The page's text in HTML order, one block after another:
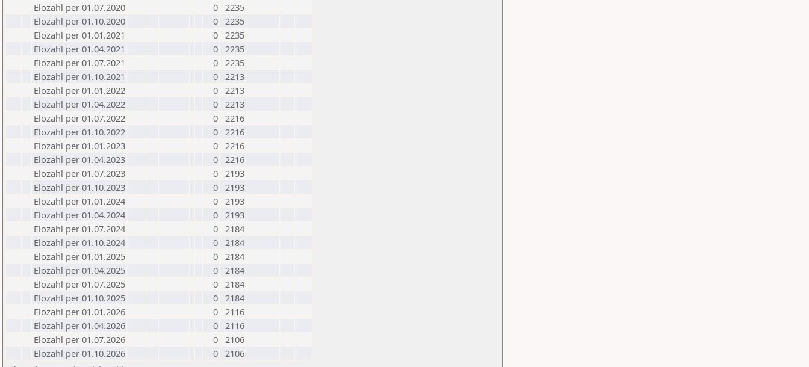
Elozahl per 01.07.2020
0 2235
Elozahl per 01.10.2020
0 2235
Elozahl per 01.01.2021
0 2235
Elozahl per 01.04.2021
0 2235
Elozahl per 01.07.2021
0 2235
Elozahl per 01.10.2021
0 2213
Elozahl per 01.01.2022
0 2213
Elozahl per 01.04.2022
0 2213
Elozahl per 01.07.2022
0 2216
Elozahl per 01.10.2022
0 2216
Elozahl per 01.01.2023
0 2216
Elozahl per 01.04.2023
0 2216
Elozahl per 01.07.2023
0 2193
Elozahl per 01.10.2023
0 2193
Elozahl per 01.01.2024
0 2193
Elozahl per 01.04.2024
0 2193
Elozahl per 01.07.2024
0 2184
Elozahl per 01.10.2024
0 2184
Elozahl per 01.01.2025
0 2184
Elozahl per 01.04.2025
0 2184
Elozahl per 01.07.2025
0 2184
Elozahl per 01.10.2025
0 2184
Elozahl per 01.01.2026
0 2116
Elozahl per 01.04.2026
0 2116
Elozahl per 01.07.2026
0 2106
Elozahl per 01.10.2026
0 2106